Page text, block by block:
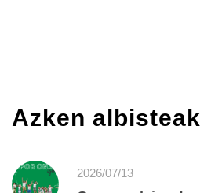
Azken albisteak
2026/07/13